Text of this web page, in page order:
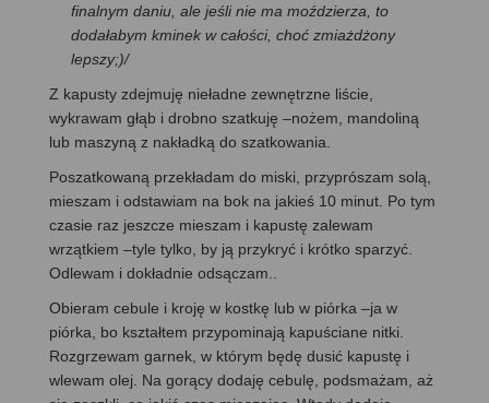
finalnym daniu, ale jeśli nie ma moździerza, to
dodałabym kminek w całości, choć zmiażdżony
lepszy;)/
Z kapusty zdejmuję nieładne zewnętrzne liście,
wykrawam głąb i drobno szatkuję –nożem, mandoliną
lub maszyną z nakładką do szatkowania.
Poszatkowaną przekładam do miski, przyprószam solą,
mieszam i odstawiam na bok na jakieś 10 minut. Po tym
czasie raz jeszcze mieszam i kapustę zalewam
wrzątkiem –tyle tylko, by ją przykryć i krótko sparzyć.
Odlewam i dokładnie odsączam..
Obieram cebule i kroję w kostkę lub w piórka –ja w
piórka, bo kształtem przypominają kapuściane nitki.
Rozgrzewam garnek, w którym będę dusić kapustę i
wlewam olej. Na gorący dodaję cebulę, podsmażam, aż